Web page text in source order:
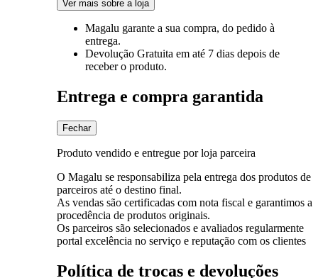
Ver mais sobre a loja
Magalu garante a sua compra, do pedido à
entrega.
Devolução Gratuita em até 7 dias depois de
receber o produto.
Entrega e compra garantida
Fechar
Produto vendido e entregue por loja parceira
O Magalu se responsabiliza pela entrega dos produtos de
parceiros até o destino final.
As vendas são certificadas com nota fiscal e garantimos a
procedência de produtos originais.
Os parceiros são selecionados e avaliados regularmente
portal excelência no serviço e reputação com os clientes
Política de trocas e devoluções